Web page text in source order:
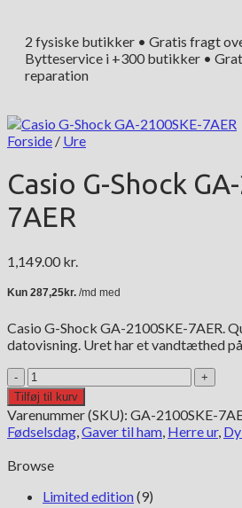
2 fysiske butikker • Gratis fragt
Bytteservice i +300 butikker •
reparation
Forside / Ure
Casio G-Shock
7AER
1,149.00 kr.
Casio G-Shock GA-2100SKE-7AER.
datovisning. Uret har et vandtæthed
Casio
G-
Shock
GA-
2100SKE-
antal
Tilføj til kurv
Varenummer (SKU): GA-2100SKE-
Fødselsdag,Gaver til ham, Herre ur,
Browse
Limited edition(9)